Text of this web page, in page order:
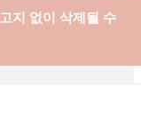
고지 없이 삭제될 수